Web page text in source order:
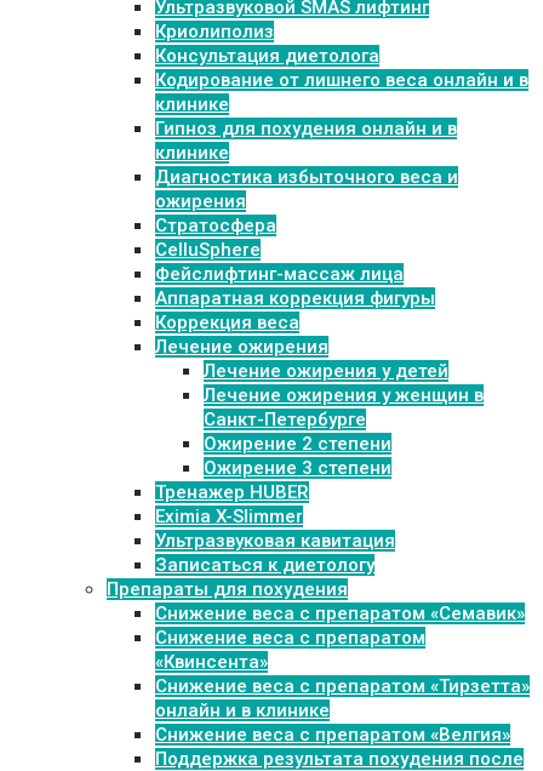
Ультразвуковой SMAS лифтинг
Криолиполиз
Консультация диетолога
Кодирование от лишнего веса онлайн и в
клинике
Гипноз для похудения онлайн и в
клинике
Диагностика избыточного веса и
ожирения
Стратосфера
CelluSphere
Фейслифтинг-массаж лица
Аппаратная коррекция фигуры
Коррекция веса
Лечение ожирения
Лечение ожирения у детей
Лечение ожирения у женщин в
Санкт-Петербурге
Ожирение 2 степени
Ожирение 3 степени
Тренажер HUBER
Eximia X-Slimmer
Ультразвуковая кавитация
Записаться к диетологу
Препараты для похудения
Cнижение веса с препаратом «Семавик»
Снижение веса с препаратом
«Квинсента»
Снижение веса с препаратом «Тирзетта»
онлайн и в клинике
Снижение веса с препаратом «Велгия»
Поддержка результата похудения после